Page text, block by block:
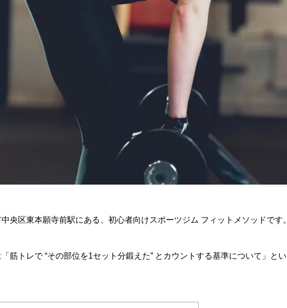
央区東本願寺前駅にある、初心者向けスポーツジム フィットメソッドです。
筋トレで “その部位を1セット分鍛えた” とカウントする基準について」と